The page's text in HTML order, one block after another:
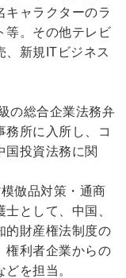
キャラクターのラ
等。その他テレビ
、新規ITビジネス
の総合企業法務弁
務所に入所し、コ
国投資法務に関
倣品対策・通商
として、中国、
的財産権法制度の
権利者企業からの
を担当。